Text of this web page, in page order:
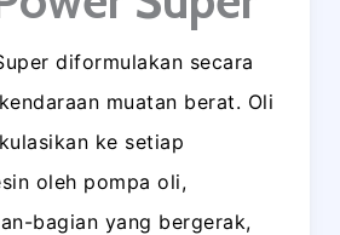
diformulakan secara
muatan berat. Oli
ke setiap
oleh pompa oli,
bagian yang bergerak,